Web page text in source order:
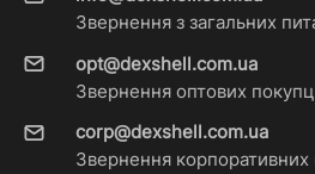
Звернення з загальних
opt@dexshell.com.ua
Звернення оптових
corp@dexshell.com.ua
Звернення корпоративних